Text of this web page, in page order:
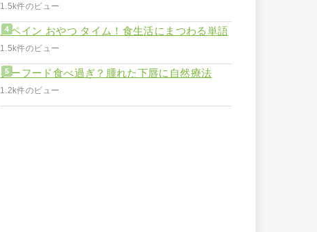
1.5k件のビュー
スペイン おやつ タイム！食生活にまつわる単語
1.5k件のビュー
シーフード食べ過ぎ？腫れた下唇に自然療法
1.2k件のビュー